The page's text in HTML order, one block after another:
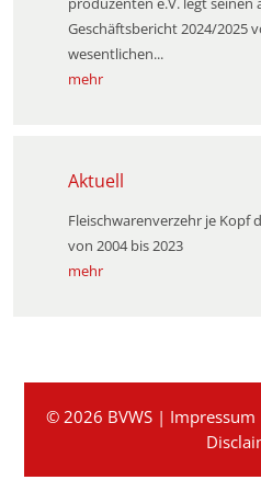
Geschäftsbericht 2024/2025
wesentlichen...
mehr
Aktuell
Fleischwarenverzehr je Kopf
von 2004 bis 2023
mehr
© 2026 BVWS | Impressum